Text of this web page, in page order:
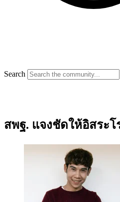
Search
สพฐ. แจงชัดให้อิสระโ